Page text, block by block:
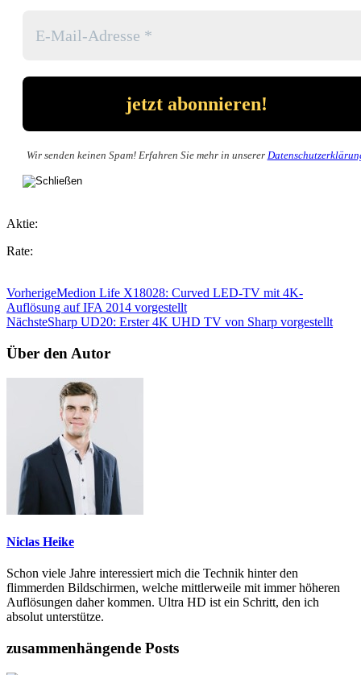
Wir senden keinen Spam! Erfahren Sie mehr in unserer
Aktie:
Rate:
VorherigeMedion Life X18028: Curved LED-TV mit 4K-
Auflösung auf IFA 2014 vorgestellt
NächsteSharp UD20: Erster 4K UHD TV von Sharp vorgestellt
Über den Autor
Niclas Heike
Schon viele Jahre interessiert mich die Technik hinter den
flimmerden Bildschirmen, welche mittlerweile mit immer höheren
Auflösungen daher kommen. Ultra HD ist ein Schritt, den ich
absolut unterstütze.
zusammenhängende Posts